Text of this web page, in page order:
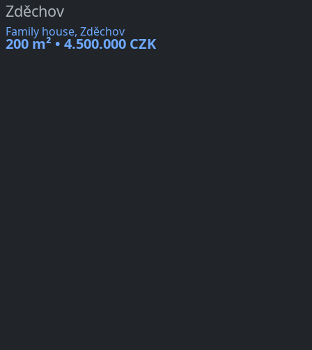
Zděchov
Family house, Zděchov
200 m² • 4.500.000 CZK